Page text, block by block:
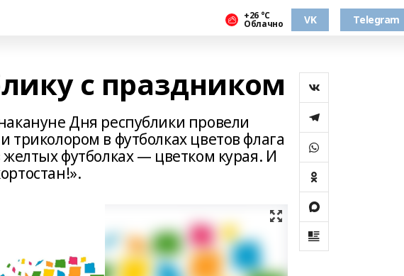
+26 °С
Облачно VK Telegram
с праздником
Дня республики провели
в футболках цветов флага
футболках — цветком курая. И